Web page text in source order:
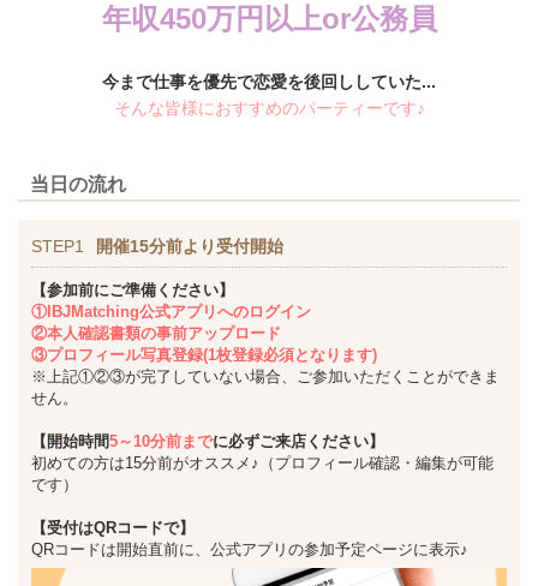
年収450万円以上or公務員
今まで仕事を優先で恋愛を後回ししていた...
そんな皆様におすすめのパーティーです♪
当日の流れ
STEP1 開催15分前より受付開始
【参加前にご準備ください】
①IBJMatching公式アプリへのログイン
②本人確認書類の事前アップロード
③プロフィール写真登録(1枚登録必須となります)
※上記①②③が完了していない場合、ご参加いただくことができま
せん。
【開始時間5～10分前までに必ずご来店ください】
初めての方は15分前がオススメ♪（プロフィール確認・編集が可能
です）
【受付はQRコードで】
QRコードは開始直前に、公式アプリの参加予定ページに表示♪